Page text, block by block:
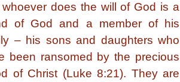
whoever does the will of God is a
of God and a member of his
– his sons and daughters who
been ransomed by the precious
of Christ (Luke 8:21). They are